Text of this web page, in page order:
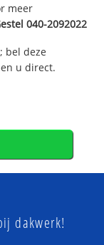
meer
040-2092022
bel deze
u direct.
dakwerk!